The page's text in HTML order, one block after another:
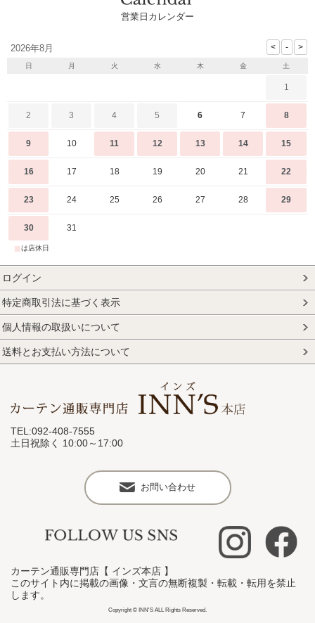
営業日カレンダー
2026年8月
日 月 火 水 木 金 土
1
2 3 4 5 6 7 8
9 10 11 12 13 14 15
16 17 18 19 20 21 22
23 24 25 26 27 28 29
30 31
■は店休日
ログイン
特定商取引法に基づく表示
個人情報の取扱いについて
送料とお支払い方法について
TEL:092-408-7555
土日祝除く 10:00～17:00
お問い合わせ
カーテン通販専門店【 インズ本店 】
このサイト内に掲載の画像・文言の無断複製・転載・転用を禁止
します。
Copyright © INN'S ALL Rights Reserved.